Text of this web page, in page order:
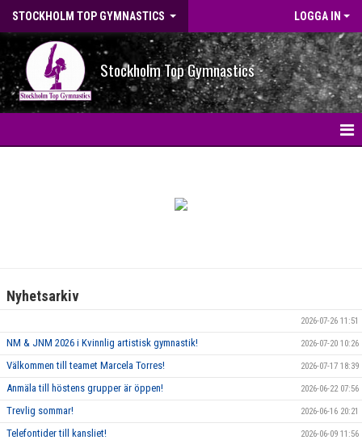
STOCKHOLM TOP GYMNASTICS LOGGA IN
Stockholm Top Gymnastics
OM FÖRENINGEN
STG-HALLEN
FÖRENINGSPRODUKTER
Nyhetsarkiv
2026-07-26 11:51
NM & JNM 2026 i Kvinnlig artistisk gymnastik! 2026-07-20 10:26
Välkommen till teamet Marcela Torres! 2026-07-17 18:39
Anmäla till höstens grupper är öppen! 2026-06-22 07:56
Trevlig sommar! 2026-06-16 20:21
Telefontider till kansliet! 2026-06-09 11:56